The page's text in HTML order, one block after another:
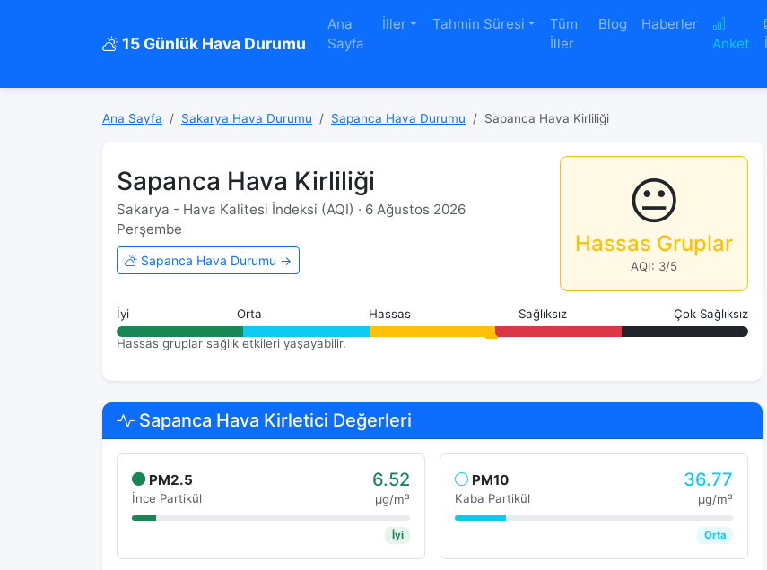
15 Günlük Hava Durumu
Ana
Sayfa
İller Tahmin Süresi
Tüm
İller
Blog
Haberler
Anket
Ana Sayfa Sakarya Hava Durumu Sapanca Hava Durumu Sapanca Hava Kirliliği
Sapanca Hava Kirliliği
Sakarya - Hava Kalitesi İndeksi (AQI) · 6 Ağustos 2026
Perşembe
Sapanca Hava Durumu →
😐
Hassas Gruplar
AQI: 3/5
İyi Orta Hassas Sağlıksız Çok Sağlıksız
Hassas gruplar sağlık etkileri yaşayabilir.
Sapanca Hava Kirletici Değerleri
PM2.5
İnce Partikül
6.52
μg/m³
İyi
PM10
Kaba Partikül
36.77
μg/m³
Orta